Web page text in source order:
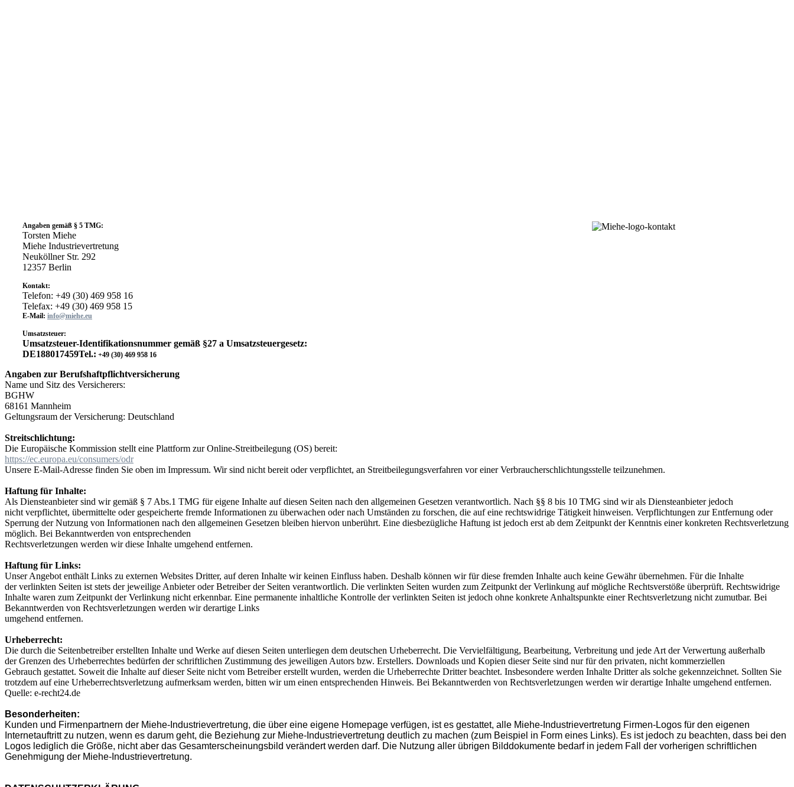
Angaben gemäß § 5 TMG:
Torsten Miehe
Miehe Industrievertretung
Neuköllner Str. 292
12357 Berlin
Kontakt:
Telefon: +49 (30) 469 958 16
Telefax: +49 (30) 469 958 15
E-Mail: info@miehe.eu
Umsatzsteuer:
Umsatzsteuer-Identifikationsnummer gemäß §27 a Umsatzsteuergesetz:
DE188017459Tel.: +49 (30) 469 958 16
Angaben zur Berufshaftpflichtversicherung
Name und Sitz des Versicherers:
BGHW
68161 Mannheim
Geltungsraum der Versicherung: Deutschland
Streitschlichtung:
Die Europäische Kommission stellt eine Plattform zur Online-Streitbeilegung (OS) bereit:
https://ec.europa.eu/consumers/odr
Unsere E-Mail-Adresse finden Sie oben im Impressum. Wir sind nicht bereit oder verpflichtet, an Streitbeilegungsverfahren vor einer Verbraucherschlichtungsstelle teilzunehmen.
Haftung für Inhalte:
Als Diensteanbieter sind wir gemäß § 7 Abs.1 TMG für eigene Inhalte auf diesen Seiten nach den allgemeinen Gesetzen verantwortlich. Nach §§ 8 bis 10 TMG sind wir als Diensteanbieter jedoch
nicht verpflichtet, übermittelte oder gespeicherte fremde Informationen zu überwachen oder nach Umständen zu forschen, die auf eine rechtswidrige Tätigkeit hinweisen. Verpflichtungen zur Entfernung oder
Sperrung der Nutzung von Informationen nach den allgemeinen Gesetzen bleiben hiervon unberührt. Eine diesbezügliche Haftung ist jedoch erst ab dem Zeitpunkt der Kenntnis einer konkreten Rechtsverletzung
möglich. Bei Bekanntwerden von entsprechenden
Rechtsverletzungen werden wir diese Inhalte umgehend entfernen.
Haftung für Links:
Unser Angebot enthält Links zu externen Websites Dritter, auf deren Inhalte wir keinen Einfluss haben. Deshalb können wir für diese fremden Inhalte auch keine Gewähr übernehmen. Für die Inhalte
der verlinkten Seiten ist stets der jeweilige Anbieter oder Betreiber der Seiten verantwortlich. Die verlinkten Seiten wurden zum Zeitpunkt der Verlinkung auf mögliche Rechtsverstöße überprüft. Rechtswidrige
Inhalte waren zum Zeitpunkt der Verlinkung nicht erkennbar. Eine permanente inhaltliche Kontrolle der verlinkten Seiten ist jedoch ohne konkrete Anhaltspunkte einer Rechtsverletzung nicht zumutbar. Bei
Bekanntwerden von Rechtsverletzungen werden wir derartige Links
umgehend entfernen.
Urheberrecht:
Die durch die Seitenbetreiber erstellten Inhalte und Werke auf diesen Seiten unterliegen dem deutschen Urheberrecht. Die Vervielfältigung, Bearbeitung, Verbreitung und jede Art der Verwertung außerhalb
der Grenzen des Urheberrechtes bedürfen der schriftlichen Zustimmung des jeweiligen Autors bzw. Erstellers. Downloads und Kopien dieser Seite sind nur für den privaten, nicht kommerziellen
Gebrauch gestattet. Soweit die Inhalte auf dieser Seite nicht vom Betreiber erstellt wurden, werden die Urheberrechte Dritter beachtet. Insbesondere werden Inhalte Dritter als solche gekennzeichnet. Sollten Sie
trotzdem auf eine Urheberrechtsverletzung aufmerksam werden, bitten wir um einen entsprechenden Hinweis. Bei Bekanntwerden von Rechtsverletzungen werden wir derartige Inhalte umgehend entfernen.
Quelle: e-recht24.de
Besonderheiten:
Kunden und Firmenpartnern der Miehe-Industrievertretung, die über eine eigene Homepage verfügen, ist es gestattet, alle Miehe-Industrievertretung Firmen-Logos für den eigenen
Internetauftritt zu nutzen, wenn es darum geht, die Beziehung zur Miehe-Industrievertretung deutlich zu machen (zum Beispiel in Form eines Links). Es ist jedoch zu beachten, dass bei den
Logos lediglich die Größe, nicht aber das Gesamterscheinungsbild verändert werden darf. Die Nutzung aller übrigen Bilddokumente bedarf in jedem Fall der vorherigen schriftlichen
Genehmigung der Miehe-Industrievertretung.